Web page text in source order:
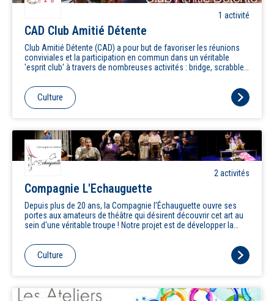
1 activité
CAD Club Amitié Détente
Club Amitié Détente (CAD) a pour but de favoriser les réunions
conviviales et la participation en commun dans un véritable
'esprit club' à travers de nombreuses activités : bridge, scrabble,
balades commentées à Paris, brico-déco, cuisine, gym douce,
yoga, marche, stretching…
Culture
2 activités
Compagnie L'Echauguette
Depuis plus de 20 ans, la Compagnie l’Échauguette ouvre ses
portes aux amateurs de théâtre qui désirent découvrir cet art au
sein d'une véritable troupe ! Notre projet est de développer la
ateliers adaptés à différents publics : adolescents et adultes. La
Compagnie l'Echauguette se veut un lieu de rencontre, d’éveil et
d’expression autour du théâtre. Le travail mené dans nos ateliers
aventures théâtrales, où tous se produisent devant le public.
Culture